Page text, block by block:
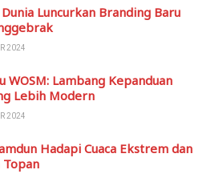
Luncurkan Branding Baru
2024
WOSM: Lambang Kepanduan
Lebih Modern
2024
Hadapi Cuaca Ekstrem dan
Topan